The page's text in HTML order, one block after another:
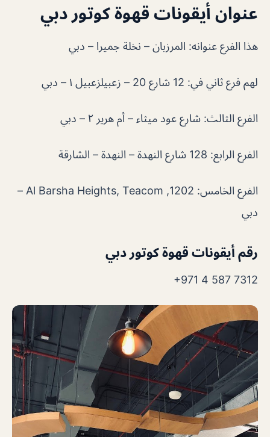
عنوان أيقونات قهوة كوتور دبي
هذا الفرع عنوانه: المرزبان – نخلة جميرا – دبي
لهم فرع ثاني في: 12 شارع 20 – زعبيلزعبيل ١ – دبي
الفرع الثالث: شارع عود ميثاء – أم هرير ٢ – دبي
الفرع الرابع: 128 شارع النهدة – النهدة – الشارقة
الفرع الخامس: 1202, Al Barsha Heights, Teacom –
دبي
رقم أيقونات قهوة كوتور دبي